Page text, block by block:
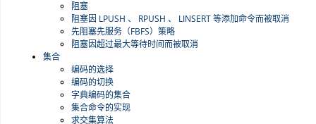
阻塞
阻塞因 LPUSH 、 RPUSH 、 LINSERT 等添加命令而被取消
先阻塞先服务（FBFS）策略
阻塞因超过最大等待时间而被取消
集合
编码的选择
编码的切换
字典编码的集合
集合命令的实现
求交集算法